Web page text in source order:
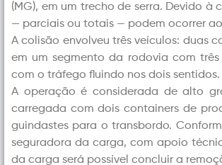
(MG), em um trecho de serra. Devido
— parciais ou totais — podem ocorrer
A colisão envolveu três veículos: duas
em um segmento da rodovia com
com o tráfego fluindo nos dois sentidos.
A operação é considerada de alto
carregada com dois containers de
guindastes para o transbordo.
seguradora da carga, com apoio
da carga será possível concluir a